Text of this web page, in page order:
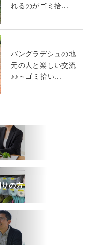
れるのがゴミ拾...
バングラデシュの地
元の人と楽しい交流
♪♪～ゴミ拾い...
の方